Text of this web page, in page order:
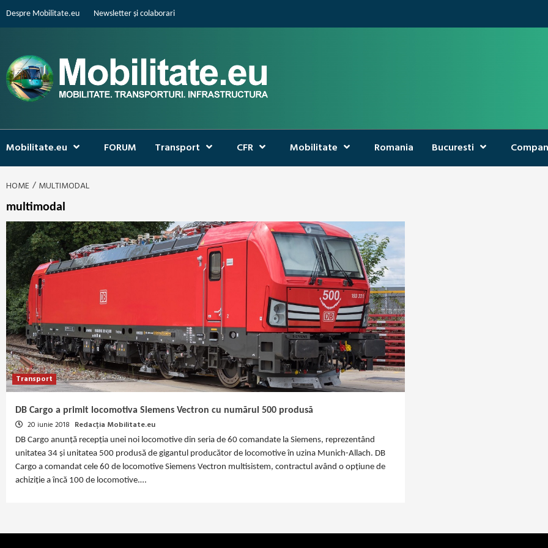
Despre Mobilitate.eu Newsletter și colaborari
Mobilitate.eu FORUM Transport CFR Mobilitate Romania Bucuresti
HOME MULTIMODAL
multimodal
Transport
DB Cargo a primit locomotiva Siemens Vectron cu numărul 500 produsă
20 iunie 2018 Redacția Mobilitate.eu
DB Cargo anunță recepția unei noi locomotive din seria de 60 comandate la Siemens, reprezentând
unitatea 34 și unitatea 500 produsă de gigantul producător de locomotive în uzina Munich-Allach. DB
Cargo a comandat cele 60 de locomotive Siemens Vectron multisistem, contractul având o opțiune de
achiziție a încă 100 de locomotive.…